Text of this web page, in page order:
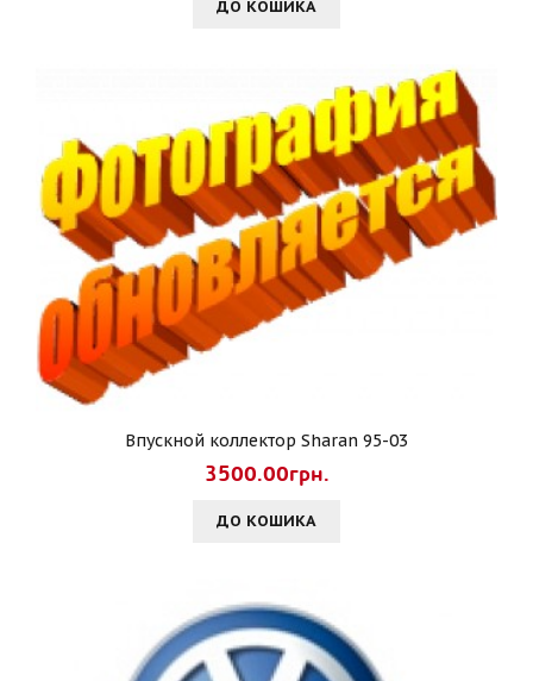
ДО КОШИКА
Впускной коллектор Sharan 95-03
3500.00грн.
ДО КОШИКА